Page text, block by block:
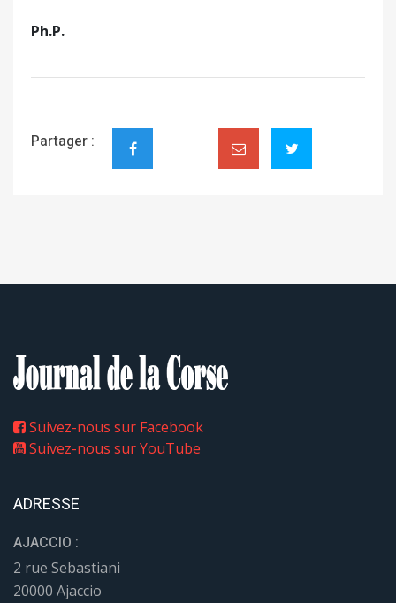
Ph.P.
Partager :
Suivez-nous sur Facebook
Suivez-nous sur YouTube
ADRESSE
AJACCIO :
2 rue Sebastiani
20000 Ajaccio